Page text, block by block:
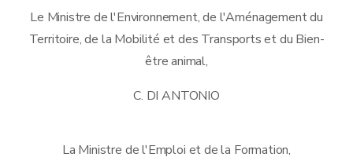
Le Ministre de l'Environnement, de l'Aménagement du
Territoire, de la Mobilité et des Transports et du Bien-
être animal,
C. DI ANTONIO
La Ministre de l'Emploi et de la Formation,